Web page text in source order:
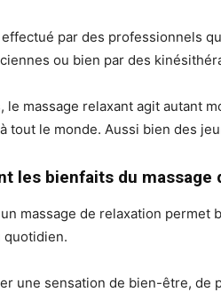
par des professionnels
ou bien par des
le massage relaxant agit autant
tout le monde. Aussi bien des
les bienfaits du massage
massage de relaxation permet
quotidien.
une sensation de bien-être, de